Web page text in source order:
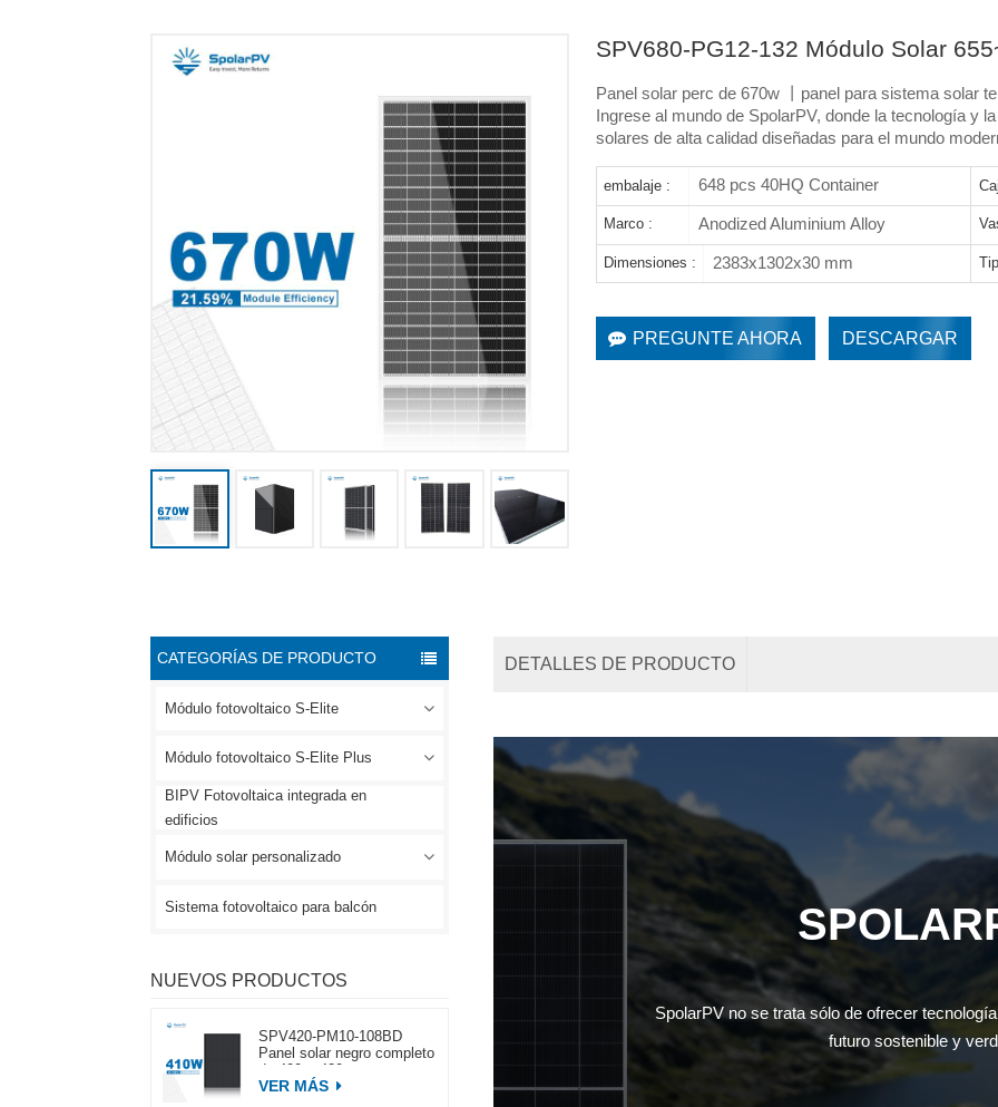
SPV680-PG12-132 Módulo Solar
Panel solar perc de 670w 丨panel para sistema solar
Ingrese al mundo de SpolarPV, donde la tecnología y
solares de alta calidad diseñadas para el mundo
embalaje : 648 pcs 40HQ Container
Marco : Anodized Aluminium Alloy
Dimensiones : 2383x1302x30 mm
PREGUNTE AHORA DESCARGAR
CATEGORÍAS DE PRODUCTO
Módulo fotovoltaico S-Elite
Módulo fotovoltaico S-Elite Plus
BIPV Fotovoltaica integrada en
edificios
Módulo solar personalizado
Sistema fotovoltaico para balcón
NUEVOS PRODUCTOS
SPV420-PM10-108BD
Panel solar negro completo
VER MÁS
DETALLES DE PRODUCTO
SpolarPV no se trata sólo de ofrecer
futuro sostenible y